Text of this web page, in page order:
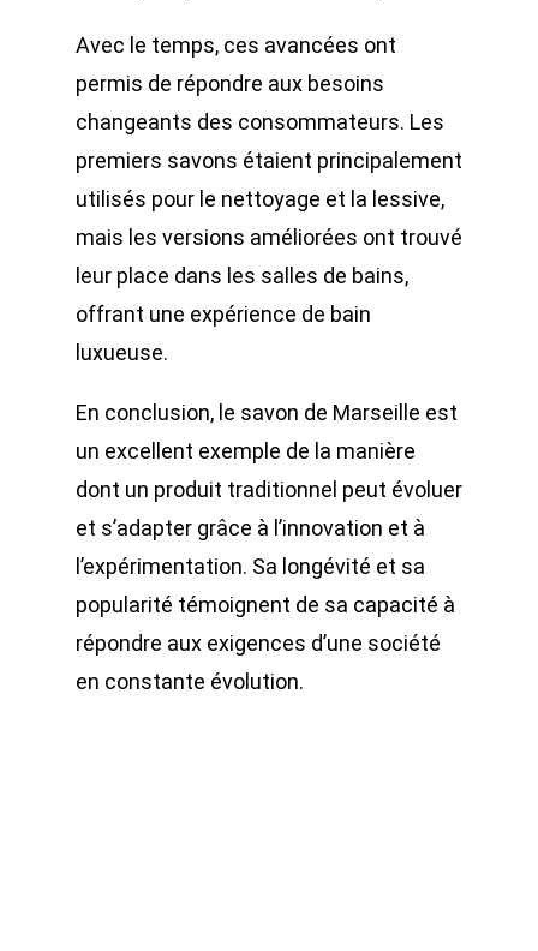
Avec le temps, ces avancées ont
permis de répondre aux besoins
changeants des consommateurs. Les
premiers savons étaient principalement
utilisés pour le nettoyage et la lessive,
mais les versions améliorées ont trouvé
leur place dans les salles de bains,
offrant une expérience de bain
luxueuse.
En conclusion, le savon de Marseille est
un excellent exemple de la manière
dont un produit traditionnel peut évoluer
et s’adapter grâce à l’innovation et à
l’expérimentation. Sa longévité et sa
popularité témoignent de sa capacité à
répondre aux exigences d’une société
en constante évolution.